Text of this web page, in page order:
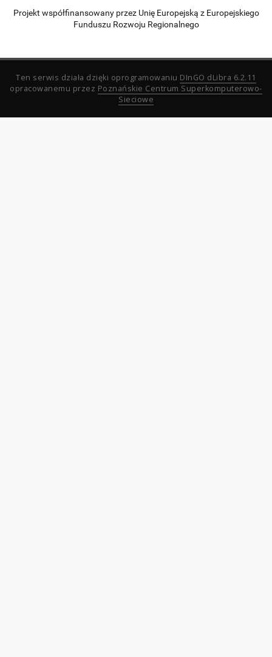
Projekt współfinansowany przez Unię Europejską z Europejskiego
Funduszu Rozwoju Regionalnego
Ten serwis działa dzięki oprogramowaniu DInGO dLibra 6.2.11
opracowanemu przez Poznańskie Centrum Superkomputerowo-
Sieciowe